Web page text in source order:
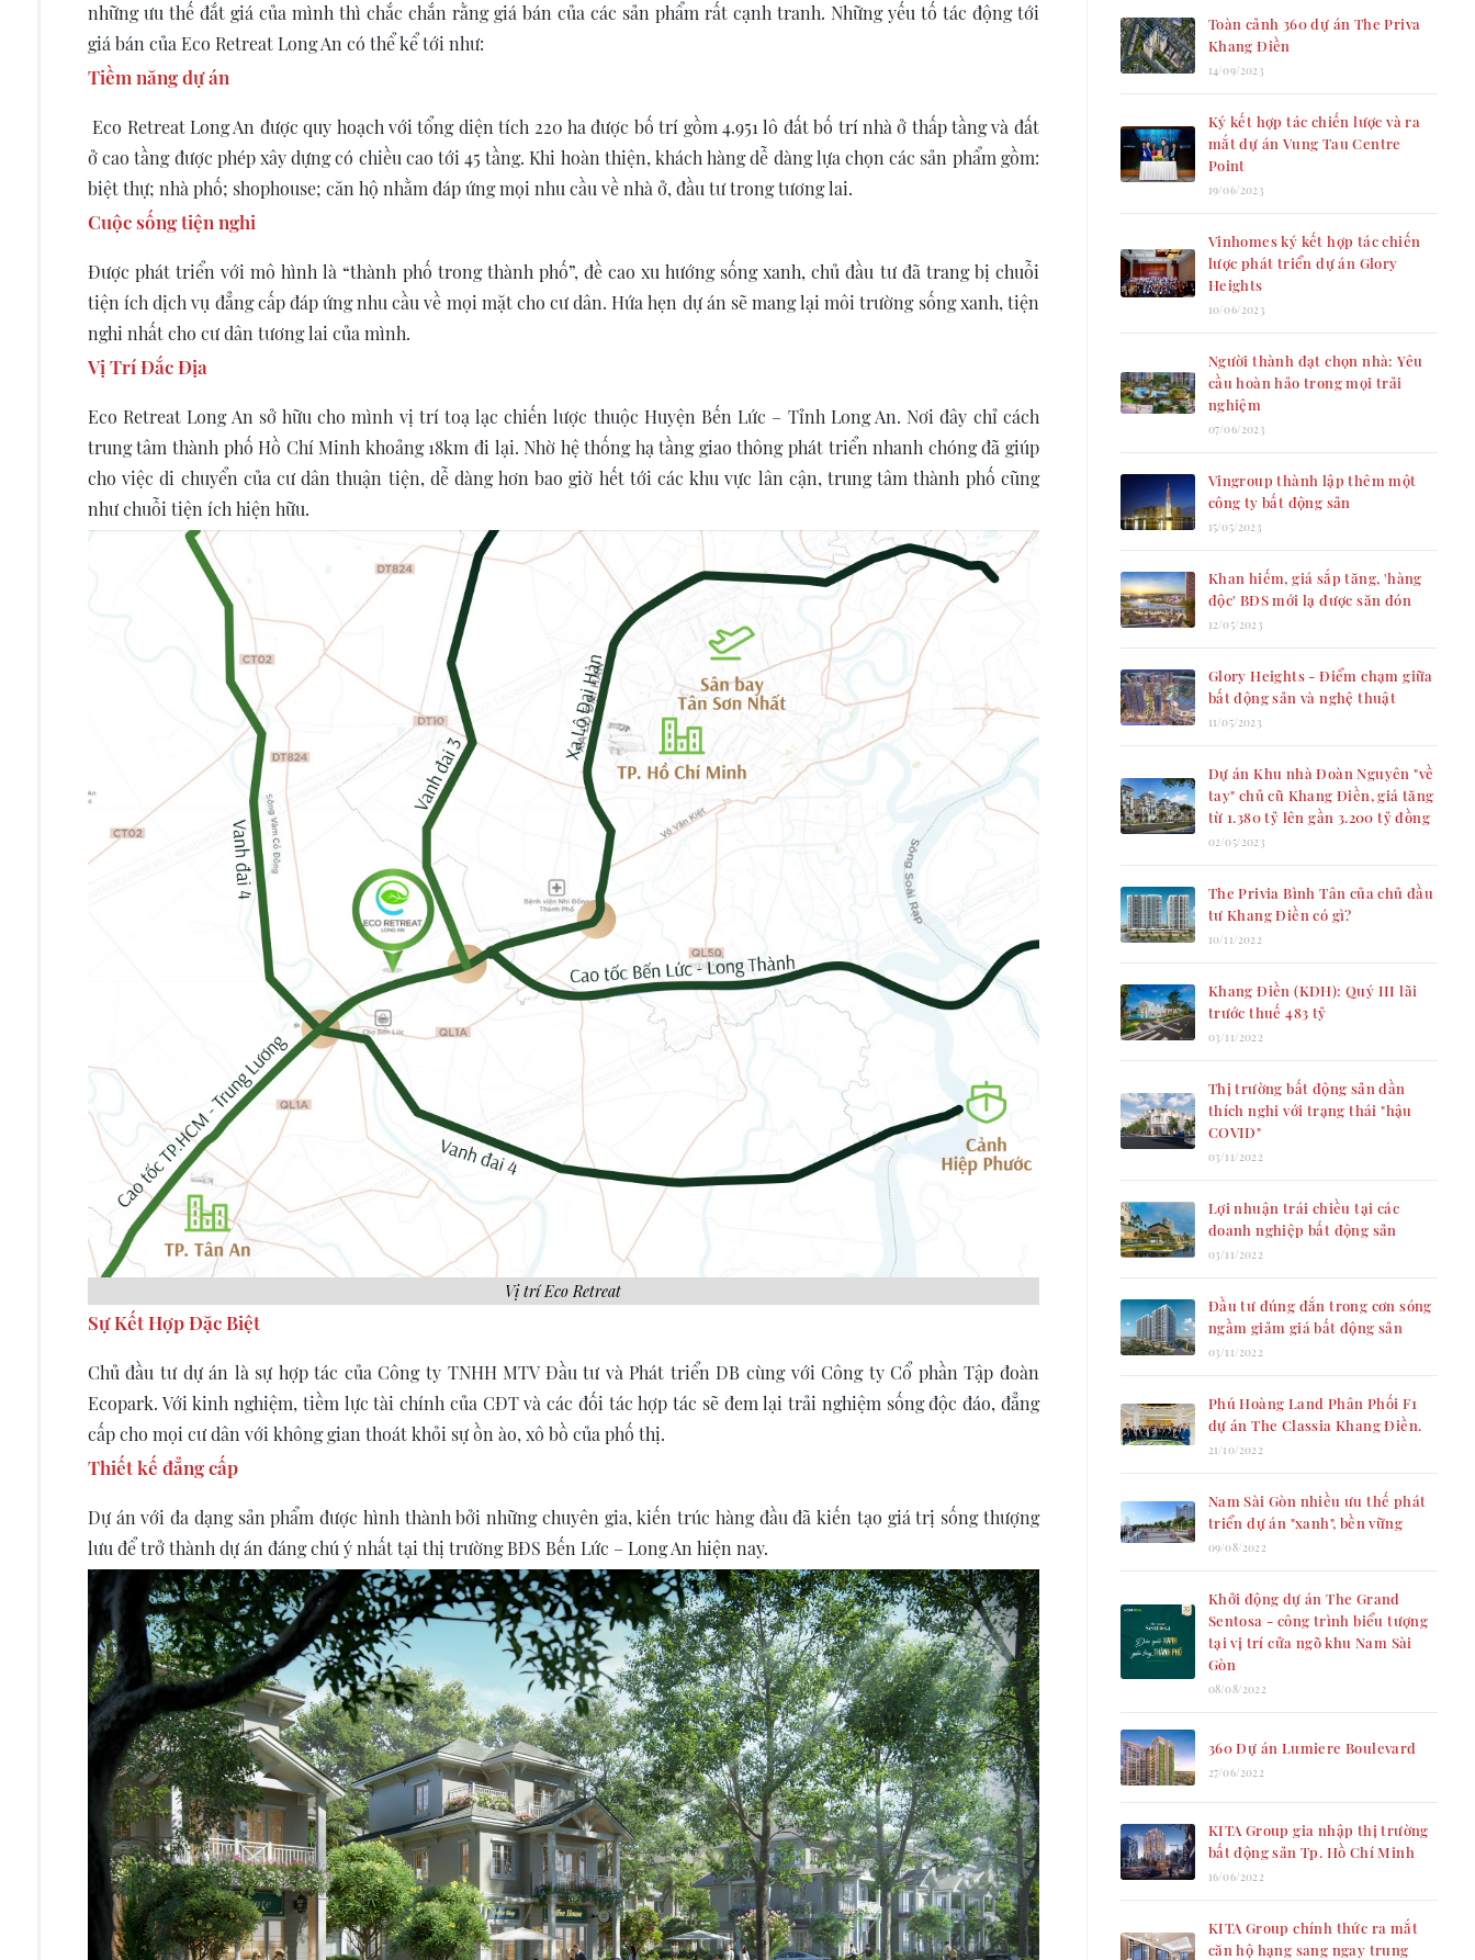
những ưu thế đắt giá của mình thì chắc chắn rằng giá bán của các sản phẩm rất cạnh tranh. Những yếu tố tác động tới
giá bán của Eco Retreat Long An có thể kể tới như:
Tiềm năng dự án
Eco Retreat Long An được quy hoạch với tổng diện tích 220 ha được bố trí gồm 4.951 lô đất bố trí nhà ở thấp tầng và đất
ở cao tầng được phép xây dựng có chiều cao tới 45 tầng. Khi hoàn thiện, khách hàng dễ dàng lựa chọn các sản phẩm gồm:
biệt thự; nhà phố; shophouse; căn hộ nhằm đáp ứng mọi nhu cầu về nhà ở, đầu tư trong tương lai.
Cuộc sống tiện nghi
Được phát triển với mô hình là “thành phố trong thành phố”, đề cao xu hướng sống xanh, chủ đầu tư đã trang bị chuỗi
tiện ích dịch vụ đẳng cấp đáp ứng nhu cầu về mọi mặt cho cư dân. Hứa hẹn dự án sẽ mang lại môi trường sống xanh, tiện
nghi nhất cho cư dân tương lai của mình.
Vị Trí Đắc Địa
Eco Retreat Long An sở hữu cho mình vị trí toạ lạc chiến lược thuộc Huyện Bến Lức – Tỉnh Long An. Nơi đây chỉ cách
trung tâm thành phố Hồ Chí Minh khoảng 18km đi lại. Nhờ hệ thống hạ tầng giao thông phát triển nhanh chóng đã giúp
cho việc di chuyển của cư dân thuận tiện, dễ dàng hơn bao giờ hết tới các khu vực lân cận, trung tâm thành phố cũng
như chuỗi tiện ích hiện hữu.
Vị trí Eco Retreat
Sự Kết Hợp Đặc Biệt
Chủ đầu tư dự án là sự hợp tác của Công ty TNHH MTV Đầu tư và Phát triển DB cùng với Công ty Cổ phần Tập đoàn
Ecopark. Với kinh nghiệm, tiềm lực tài chính của CĐT và các đối tác hợp tác sẽ đem lại trải nghiệm sống độc đáo, đẳng
cấp cho mọi cư dân với không gian thoát khỏi sự ồn ào, xô bồ của phố thị.
Thiết kế đẳng cấp
Dự án với đa dạng sản phẩm được hình thành bởi những chuyên gia, kiến trúc hàng đầu đã kiến tạo giá trị sống thượng
lưu để trở thành dự án đáng chú ý nhất tại thị trường BĐS Bến Lức – Long An hiện nay.
Toàn cảnh 360 dự án The Priva
Khang Điền
14/09/2023
Ký kết hợp tác chiến lược và ra
mắt dự án Vung Tau Centre
Point
19/06/2023
Vinhomes ký kết hợp tác chiến
lược phát triển dự án Glory
Heights
10/06/2023
Người thành đạt chọn nhà: Yêu
cầu hoàn hảo trong mọi trải
nghiệm
07/06/2023
Vingroup thành lập thêm một
công ty bất động sản
15/05/2023
Khan hiếm, giá sắp tăng, 'hàng
độc' BĐS mới lạ được săn đón
12/05/2023
Glory Heights - Điểm chạm giữa
bất động sản và nghệ thuật
11/05/2023
Dự án Khu nhà Đoàn Nguyên "về
tay" chủ cũ Khang Điền, giá tăng
từ 1.380 tỷ lên gần 3.200 tỷ đồng
02/05/2023
The Privia Bình Tân của chủ đầu
tư Khang Điền có gì?
10/11/2022
Khang Điền (KDH): Quý III lãi
trước thuế 483 tỷ
03/11/2022
Thị trường bất động sản dần
thích nghi với trạng thái "hậu
COVID"
03/11/2022
Lợi nhuận trái chiều tại các
doanh nghiệp bất động sản
03/11/2022
Đầu tư đúng đắn trong cơn sóng
ngầm giảm giá bất động sản
03/11/2022
Phú Hoàng Land Phân Phối F1
dự án The Classia Khang Điền.
21/10/2022
Nam Sài Gòn nhiều ưu thế phát
triển dự án "xanh", bền vững
09/08/2022
Khởi động dự án The Grand
Sentosa - công trình biểu tượng
tại vị trí cửa ngõ khu Nam Sài
Gòn
08/08/2022
360 Dự án Lumiere Boulevard
27/06/2022
KITA Group gia nhập thị trường
bất động sản Tp. Hồ Chí Minh
16/06/2022
KITA Group chính thức ra mắt
căn hộ hạng sang ngay trung